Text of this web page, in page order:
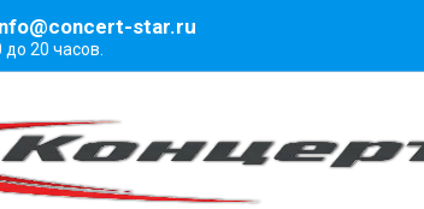
star.ru
до 20 часов.